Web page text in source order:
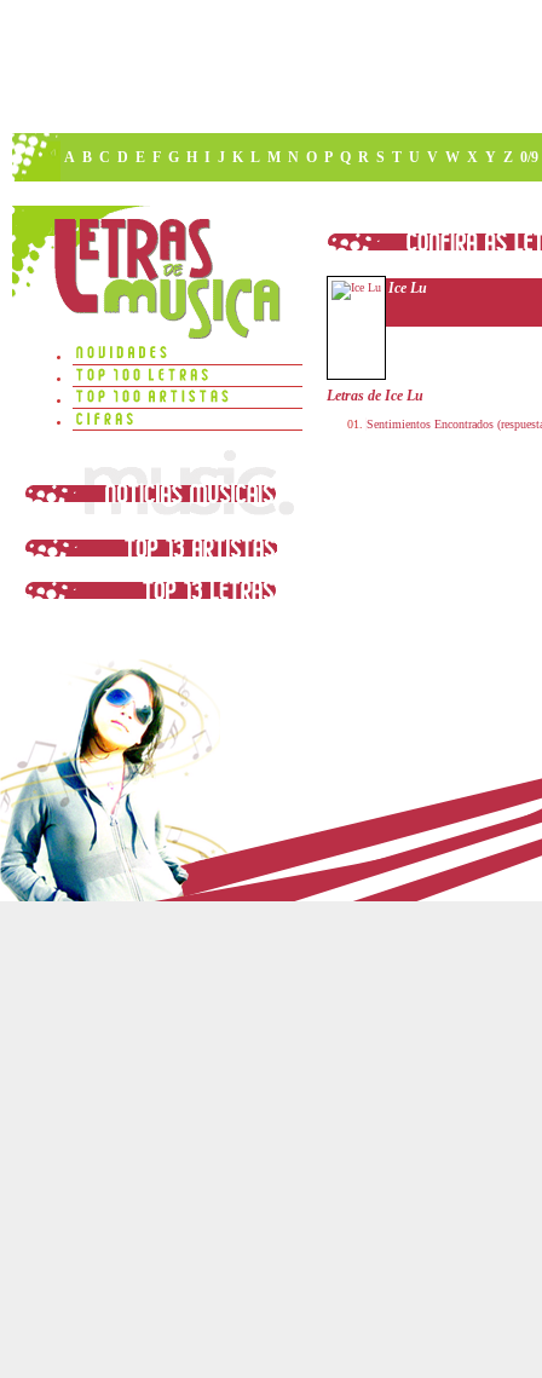
A B C D E F G H I J K L M N O P Q R S T U V W X Y Z 0/9
Ice Lu
Letras de Ice Lu
Sentimientos Encontrados